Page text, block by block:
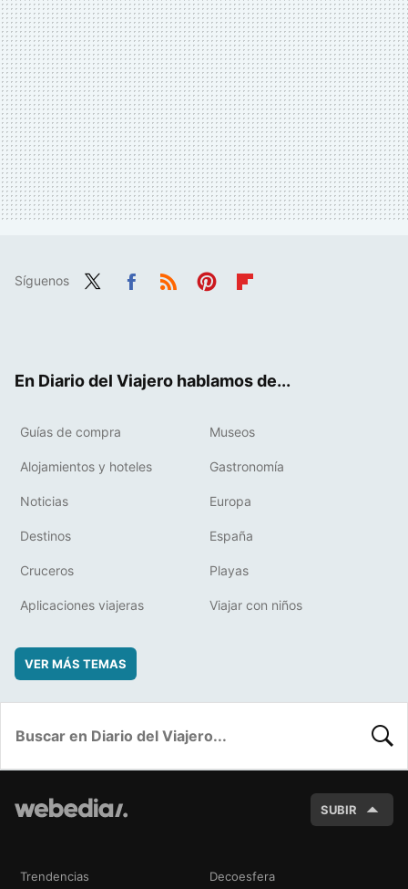
Síguenos
En Diario del Viajero hablamos de...
Guías de compra Museos
Alojamientos y hoteles Gastronomía
Noticias Europa
Destinos España
Cruceros Playas
Aplicaciones viajeras Viajar con niños
VER MÁS TEMAS
SUBIR
Trendencias Decoesfera